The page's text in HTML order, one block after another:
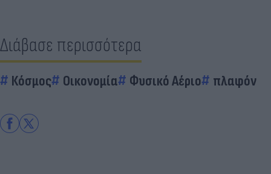
Διάβασε περισσότερα
Κόσμος Οικονομία Φυσικό Αέριο πλαφόν